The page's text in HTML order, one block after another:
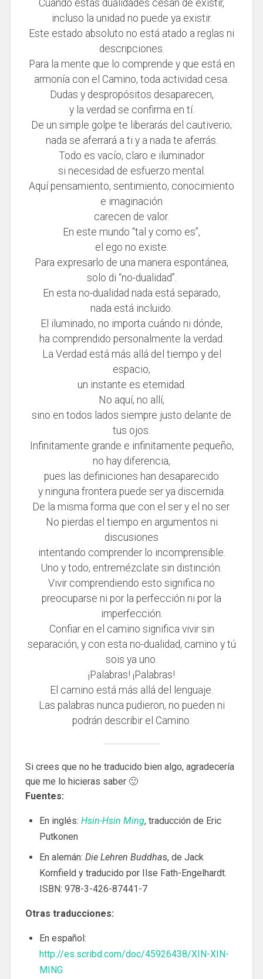
Cuando estas dualidades cesan de existir,
incluso la unidad no puede ya existir.
Este estado absoluto no está atado a reglas ni
descripciones.
Para la mente que lo comprende y que está en
armonía con el Camino, toda actividad cesa.
Dudas y despropósitos desaparecen,
y la verdad se confirma en tí.
De un simple golpe te liberarás del cautiverio;
nada se aferrará a ti y a nada te aferrás.
Todo es vacío, claro e iluminador
si necesidad de esfuerzo mental.
Aquí pensamiento, sentimiento, conocimiento
e imaginación
carecen de valor.
En este mundo “tal y como es”,
el ego no existe.
Para expresarlo de una manera espontánea,
solo di “no-dualidad”.
En esta no-dualidad nada está separado,
nada está incluido.
El iluminado, no importa cuándo ni dónde,
ha comprendido personalmente la verdad.
La Verdad está más allá del tiempo y del
espacio,
un instante es eternidad.
No aquí, no allí,
sino en todos lados siempre justo delante de
tus ojos.
Infinitamente grande e infinitamente pequeño,
no hay diferencia,
pues las definiciones han desaparecido
y ninguna frontera puede ser ya discernida.
De la misma forma que con el ser y el no ser.
No pierdas el tiempo en argumentos ni
discusiones
intentando comprender lo incomprensible.
Uno y todo, entremézclate sin distinción.
Vivir comprendiendo esto significa no
preocuparse ni por la perfección ni por la
imperfección.
Confiar en el camino significa vivir sin
separación, y con esta no-dualidad, camino y tú
sois ya uno.
¡Palabras! ¡Palabras!
El camino está más allá del lenguaje.
Las palabras nunca pudieron, no pueden ni
podrán describir el Camino.
Si crees que no he traducido bien algo, agradecería
que me lo hicieras saber 🙂
Fuentes:
En inglés: Hsin-Hsin Ming, traducción de Eric
Putkonen
En alemán: Die Lehren Buddhas, de Jack
Kornfield y traducido por Ilse Fath-Engelhardt.
ISBN: 978-3-426-87441-7
Otras traducciones:
En español:
http://es.scribd.com/doc/45926438/XIN-XIN-
MING